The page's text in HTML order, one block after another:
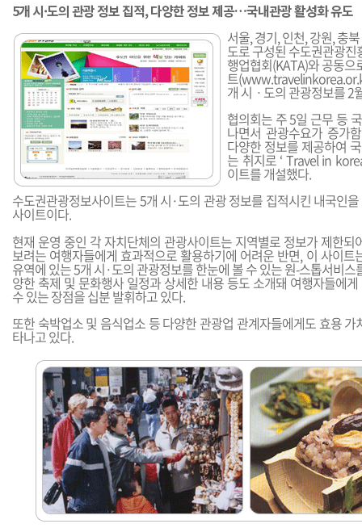
5개 시·도의 관광 정보 집적, 다양한 정보 제공…국내관광 활성화 유도
서울, 경기, 인천, 강원, 충
도로 구성된 수도권관광
행업협회(KATA)와 공동
트(
개 시ㆍ도의 관광정보를 2
협의회는 주 5일 근무 등
나면서 관광수요가 증가
다양한 정보를 제공하여
는 취지로 ‘ Travel in
이트를 개설했다.
수도권관광정보사이트는 5개 시·도의 관광 정보를 집적시킨 내국인
사이트이다.
현재 운영 중인 각 자치단체의 관광사이트는 지역별로 정보가 제한되
보려는 여행자들에게 효과적으로 활용하기에 어려운 반면, 이 사이트
유역에 있는 5개 시·도의 관광정보를 한눈에 볼 수 있는 원-스톱서비스
양한 축제 및 문화행사 일정과 상세한 내용 등도 소개돼 여행자들에
수 있는 장점을 십분 발휘하고 있다.
또한 숙박업소 및 음식업소 등 다양한 관광업 관계자들에게도 효용
타나고 있다.